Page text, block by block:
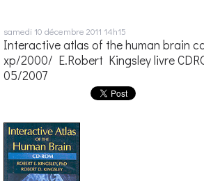
samedi 10 décembre 2011 14h15
Interactive atlas of the human brain
xp/2000/ E.Robert Kingsley livre
05/2007